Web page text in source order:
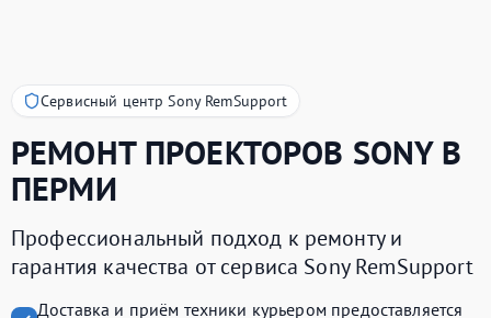
Сервисный центр Sony RemSupport
РЕМОНТ ПРОЕКТОРОВ SONYВ
ПЕРМИ
Профессиональный подход к ремонту и
гарантия качества от сервиса Sony RemSupport
Доставка и приём техники курьером предоставляется